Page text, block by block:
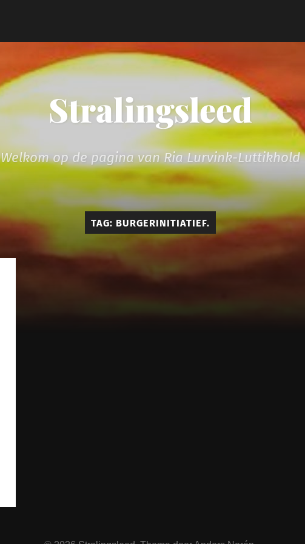
Stralingsleed
Welkom op de pagina van Ria Lurvink-Luttikhold
TAG: BURGERINITIATIEF.